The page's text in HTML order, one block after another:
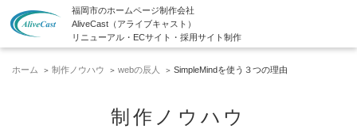
福岡市のホームページ制作会社
AliveCast（アライブキャスト）
リニューアル・ECサイト・採用サイト制作
ホーム 制作ノウハウ webの辰人 SimpleMindを使う３つの理由
制作ノウハウ